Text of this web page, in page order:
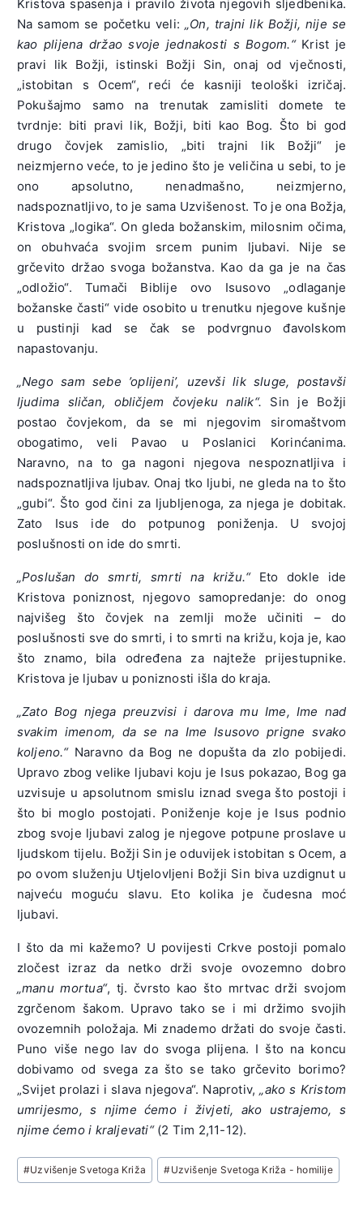
Kristova spasenja i pravilo života njegovih sljedbenika.
Na samom se početku veli:„On, trajni lik Božji, nije se
kao plijena držao svoje jednakosti s Bogom.“Krist je
pravi lik Božji, istinski Božji Sin, onaj od vječnosti,
„istobitan s Ocem“, reći će kasniji teološki izričaj.
Pokušajmo samo na trenutak zamisliti domete te
tvrdnje: biti pravi lik, Božji, biti kao Bog. Što bi god
drugo čovjek zamislio, „biti trajni lik Božji“ je
neizmjerno veće, to je jedino što je veličina u sebi, to je
ono apsolutno, nenadmašno, neizmjerno,
nadspoznatljivo, to je sama Uzvišenost. To je ona Božja,
Kristova „logika“. On gleda božanskim, milosnim očima,
on obuhvaća svojim srcem punim ljubavi. Nije se
grčevito držao svoga božanstva. Kao da ga je na čas
„odložio“. Tumači Biblije ovo Isusovo „odlaganje
božanske časti“ vide osobito u trenutku njegove kušnje
u pustinji kad se čak se podvrgnuo đavolskom
napastovanju.
„Nego sam sebe ’oplijeni’, uzevši lik sluge, postavši
ljudima sličan, obličjem čovjeku nalik“. Sin je Božji
postao čovjekom, da se mi njegovim siromaštvom
obogatimo, veli Pavao u Poslanici Korinćanima.
Naravno, na to ga nagoni njegova nespoznatljiva i
nadspoznatljiva ljubav. Onaj tko ljubi, ne gleda na to što
„gubi“. Što god čini za ljubljenoga, za njega je dobitak.
Zato Isus ide do potpunog poniženja. U svojoj
poslušnosti on ide do smrti.
„Poslušan do smrti, smrti na križu.“Eto dokle ide
Kristova poniznost, njegovo samopredanje: do onog
najvišeg što čovjek na zemlji može učiniti – do
poslušnosti sve do smrti, i to smrti na križu, koja je, kao
što znamo, bila određena za najteže prijestupnike.
Kristova je ljubav u poniznosti išla do kraja.
„Zato Bog njega preuzvisi i darova mu Ime, Ime nad
svakim imenom, da se na Ime Isusovo prigne svako
koljeno.“Naravno da Bog ne dopušta da zlo pobijedi.
Upravo zbog velike ljubavi koju je Isus pokazao, Bog ga
uzvisuje u apsolutnom smislu iznad svega što postoji i
što bi moglo postojati. Poniženje koje je Isus podnio
zbog svoje ljubavi zalog je njegove potpune proslave u
ljudskom tijelu. Božji Sin je oduvijek istobitan s Ocem, a
po ovom služenju Utjelovljeni Božji Sin biva uzdignut u
najveću moguću slavu. Eto kolika je čudesna moć
ljubavi.
I što da mi kažemo? U povijesti Crkve postoji pomalo
zločest izraz da netko drži svoje ovozemno dobro
„manu mortua“, tj. čvrsto kao što mrtvac drži svojom
zgrčenom šakom. Upravo tako se i mi držimo svojih
ovozemnih položaja. Mi znademo držati do svoje časti.
Puno više nego lav do svoga plijena. I što na koncu
dobivamo od svega za što se tako grčevito borimo?
„Svijet prolazi i slava njegova“. Naprotiv,„ako s Kristom
umrijesmo, s njime ćemo i živjeti, ako ustrajemo, s
njime ćemo i kraljevati“(2 Tim 2,11-12).
Post
Tags:
#Uzvišenje Svetoga Križa #Uzvišenje Svetoga Križa - homilije